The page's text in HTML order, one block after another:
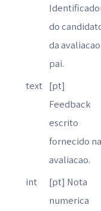
do
da avaliacao
pai.
text [pt]
Feedback
escrito
fornecido
avaliacao.
int
[pt] Nota
numerica